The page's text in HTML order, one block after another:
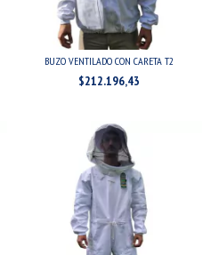
BUZO VENTILADO CON CARETA T2
$212.196,43